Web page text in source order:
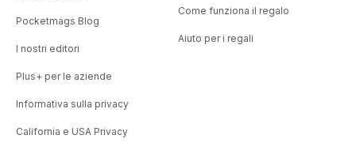
Pocketmags Blog
I nostri editori
Plus+ per le aziende
Informativa sulla privacy
California e USA Privacy
Come funziona il regalo
Aiuto per i regali